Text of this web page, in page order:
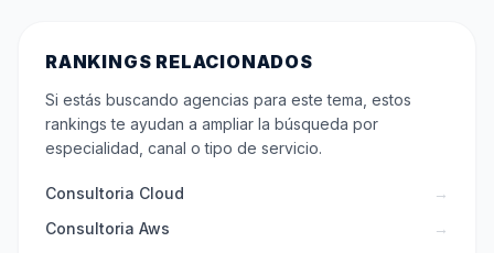
RANKINGS RELACIONADOS
Si estás buscando agencias para este tema, estos
rankings te ayudan a ampliar la búsqueda por
especialidad, canal o tipo de servicio.
Consultoria Cloud
→
Consultoria Aws
→